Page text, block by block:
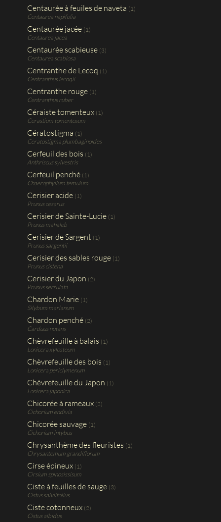
Centaurée à feuiles de naveta (1)
Centaurea napifolia
Centaurée jacée (1)
Centaurea jacea
Centaurée scabieuse (3)
Centaurea scabiosa
Centranthe de Lecoq (1)
Centranthus lecoqii
Centranthe rouge (1)
Centranthus ruber
Céraiste tomenteux (1)
Cerastium tomentosum
Cératostigma (1)
Ceratostigma plumbaginoides
Cerfeuil des bois (1)
Anthriscus sylvestris
Cerfeuil penché (1)
Chaerophyllum temulum
Cerisier acide (1)
Prunus cesarus
Cerisier de Sainte-Lucie (1)
Prunus mahaleb
Cerisier de Sargent (1)
Prunus sargentii
Cerisier des sables rouge (1)
Prunus cistena
Cerisier du Japon (2)
Prunus serrulata
Chardon Marie (1)
Silybum marianum
Chardon penché (2)
Carduus nutans
Chèvrefeuille à balais (1)
Lonicera xylosteum
Chèvrefeuille des bois (1)
Lonicera periclymenum
Chèvrefeuille du Japon (1)
Lonicera japonica
Chicorée à rameaux (2)
Cichorium endivia
Chicorée sauvage (1)
Cichorium intybus
Chrysanthème des fleuristes (1)
Chrysantemum grandiflorum
Cirse épineux (1)
Cirsium spinosissisum
Ciste à feuilles de sauge (3)
Cistus salviifolius
Ciste cotonneux (2)
Cistus albidus